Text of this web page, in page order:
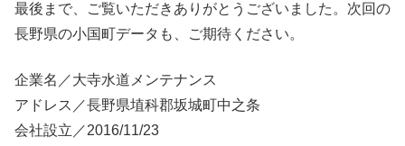
最後まで、ご覧いただきありがとうございました。次回の
長野県の小国町データも、ご期待ください。
企業名／大寺水道メンテナンス
アドレス／長野県埴科郡坂城町中之条
会社設立／2016/11/23